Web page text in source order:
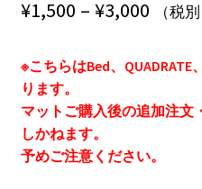
Contact
My Account
¥1,500 – ¥3,000価
帯:
¥1,500
¥3,000
（税別
※こちらはBed、
ります。
マットご購入後の追加注文
しかねます。
予めご注意ください。